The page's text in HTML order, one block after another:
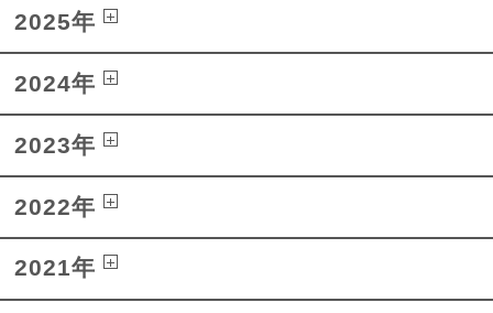
2025年
2024年
2023年
2022年
2021年